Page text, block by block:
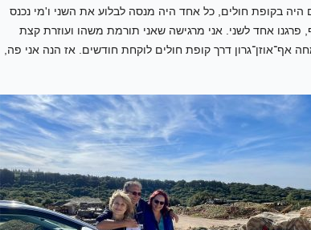
בקופת חולים, כל אחד היה מנסה לבלוע את השני ו'מי נכנס
פרגנו אחד לשני. אני מרגישה שאני תורמת משהו ועוזרת קצת
דרך קופת חולים לוקחת חודשים. אז הנה אני פה,